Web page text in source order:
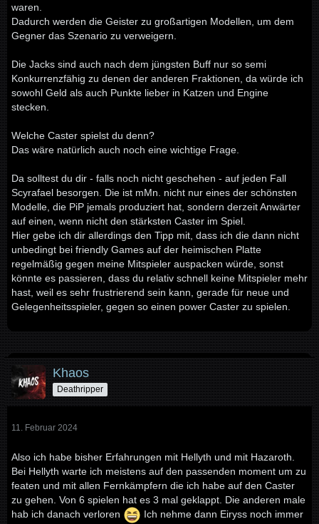
waren.
Dadurch werden die Geister zu großartigen Modellen, um dem
Gegner das Szenario zu verweigern.
Die Jacks sind auch nach dem jüngsten Buff nur so semi
Konkurrenzfähig zu denen der anderen Fraktionen, da würde ich
sowohl Geld als auch Punkte lieber in Katzen und Engine
stecken.
Welche Caster spielst du denn?
Das wäre natürlich auch noch eine wichtige Frage.
Da solltest du dir - falls noch nicht geschehen - auf jeden Fall
Scyrafael besorgen. Die ist mMn. nicht nur eines der schönsten
Modelle, die PiP jemals produziert hat, sondern derzeit Anwärter
auf einen, wenn nicht den stärksten Caster im Spiel.
Hier gebe ich dir allerdings den Tipp mit, dass ich die dann nicht
unbedingt bei friendly Games auf der heimischen Platte
regelmäßig gegen meine Mitspieler auspacken würde, sonst
könnte es passieren, dass du relativ schnell keine Mitspieler mehr
hast, weil es sehr frustrierend sein kann, gerade für neue und
Gelegenheitsspieler, gegen so einen power Caster zu spielen.
Khaos
Deathripper
11. Februar 2024
Also ich habe bisher Erfahrungen mit Hellyth und mit Hazaroth.
Bei Hellyth warte ich meistens auf den passenden moment um zu
featen und mit allen Fernkämpfern die ich habe auf den Caster
zu gehen. Von 6 spielen hat es 3 mal geklappt. Die anderen male
hab ich danach verloren
Ich nehme dann Eiryss noch immer